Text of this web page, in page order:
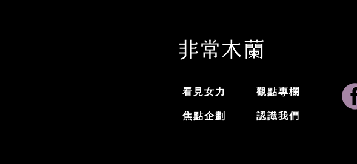
看見女力
觀點專欄
焦點企劃
認識我們